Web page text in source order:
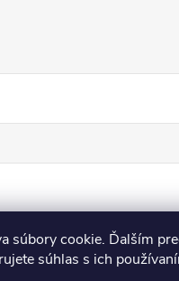
súbory cookie. Ďalším
súhlas s ich